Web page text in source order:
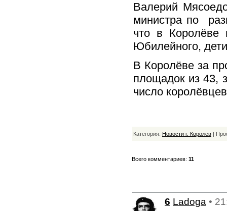
Валерий
министра по
что в Королёве
Юбилейного,
В Королёве за
площадок из 43,
число
Категория: Новости г. Королёв |
Всего комментариев: 11
6 Ladoga •